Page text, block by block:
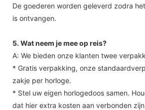
De goederen worden geleverd zodra
is ontvangen.
5. Wat neem je mee op reis?
A: We bieden onze klanten twee
* Gratis verpakking, onze
zakje per horloge.
* Stel uw eigen horlogedoos samen.
dat hier extra kosten aan verbonden